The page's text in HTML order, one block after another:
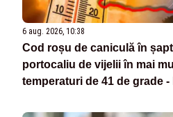
6 aug. 2026, 10:38
Cod roșu de caniculă în
portocaliu de vijelii în mai
temperaturi de 41 de grade -